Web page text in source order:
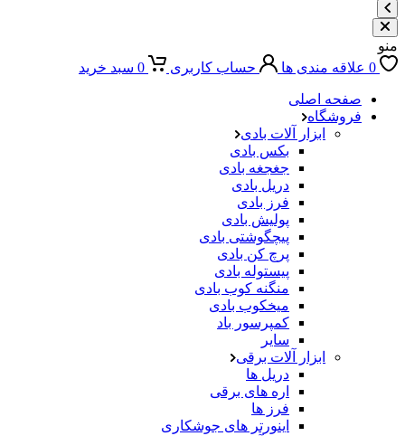
منو
0 علاقه مندی ها حساب کاربری 0 سبد خرید
صفحه اصلی
فروشگاه
ابزار آلات بادی
بکس بادی
جغجغه بادی
دریل بادی
فرز بادی
پولیش بادی
پیچگوشتی بادی
پرچ کن بادی
پیستوله بادی
منگنه کوب بادی
میخکوب بادی
کمپرسور باد
سایر
ابزار آلات برقی
دریل ها
اره های برقی
فرز ها
اینورتر های جوشکاری